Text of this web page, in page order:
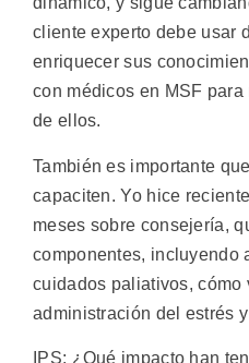
cliente experto debe usar
enriquecer sus
con médicos en MSF
de ellos.
También es importante
capaciten. Yo hice
meses sobre consejería,
componentes, incluyendo
cuidados paliativos, cómo
administración del estrés
IPS: ¿Qué impacto han